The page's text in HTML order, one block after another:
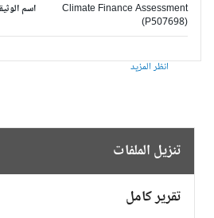
اسم الوثيقة
Climate Finance Assessment
(P507698)
انظر المزيد
تنزيل الملفات
تقرير كامل